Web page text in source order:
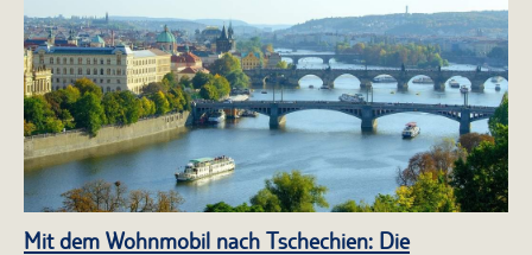
Mit dem Wohnmobil nach Tschechien: Die